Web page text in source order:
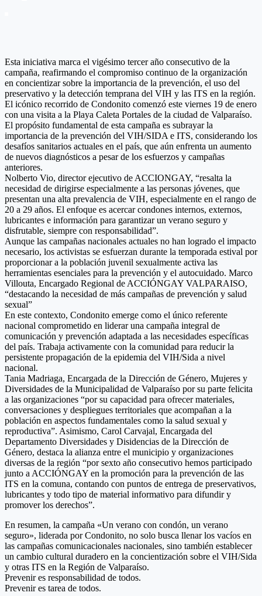
Esta iniciativa marca el vigésimo tercer año consecutivo de la
campaña, reafirmando el compromiso continuo de la organización
en concientizar sobre la importancia de la prevención, el uso del
preservativo y la detección temprana del VIH y las ITS en la región.
El icónico recorrido de Condonito comenzó este viernes 19 de enero
con una visita a la Playa Caleta Portales de la ciudad de Valparaíso.
El propósito fundamental de esta campaña es subrayar la
importancia de la prevención del VIH/SIDA e ITS, considerando los
desafíos sanitarios actuales en el país, que aún enfrenta un aumento
de nuevos diagnósticos a pesar de los esfuerzos y campañas
anteriores.
Nolberto Vio, director ejecutivo de ACCIONGAY, “resalta la
necesidad de dirigirse especialmente a las personas jóvenes, que
presentan una alta prevalencia de VIH, especialmente en el rango de
20 a 29 años. El enfoque es acercar condones internos, externos,
lubricantes e información para garantizar un verano seguro y
disfrutable, siempre con responsabilidad”.
Aunque las campañas nacionales actuales no han logrado el impacto
necesario, los activistas se esfuerzan durante la temporada estival por
proporcionar a la población juvenil sexualmente activa las
herramientas esenciales para la prevención y el autocuidado. Marco
Villouta, Encargado Regional de ACCIÓNGAY VALPARAISO,
“destacando la necesidad de más campañas de prevención y salud
sexual”
En este contexto, Condonito emerge como el único referente
nacional comprometido en liderar una campaña integral de
comunicación y prevención adaptada a las necesidades específicas
del país. Trabaja activamente con la comunidad para reducir la
persistente propagación de la epidemia del VIH/Sida a nivel
nacional.
Tania Madriaga, Encargada de la Dirección de Género, Mujeres y
Diversidades de la Municipalidad de Valparaíso por su parte felicita
a las organizaciones “por su capacidad para ofrecer materiales,
conversaciones y despliegues territoriales que acompañan a la
población en aspectos fundamentales como la salud sexual y
reproductiva”. Asimismo, Carol Carvajal, Encargada del
Departamento Diversidades y Disidencias de la Dirección de
Género, destaca la alianza entre el municipio y organizaciones
diversas de la región “por sexto año consecutivo hemos participado
junto a ACCIÓNGAY en la promoción para la prevención de las
ITS en la comuna, contando con puntos de entrega de preservativos,
lubricantes y todo tipo de material informativo para difundir y
promover los derechos”.
En resumen, la campaña «Un verano con condón, un verano
seguro», liderada por Condonito, no solo busca llenar los vacíos en
las campañas comunicacionales nacionales, sino también establecer
un cambio cultural duradero en la concientización sobre el VIH/Sida
y otras ITS en la Región de Valparaíso.
Prevenir es responsabilidad de todos.
Prevenir es tarea de todos.